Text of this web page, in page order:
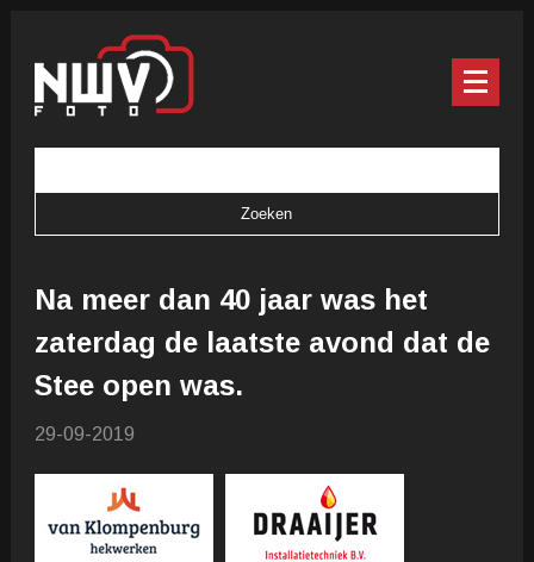
Na meer dan 40 jaar was het
zaterdag de laatste avond dat de
Stee open was.
29-09-2019